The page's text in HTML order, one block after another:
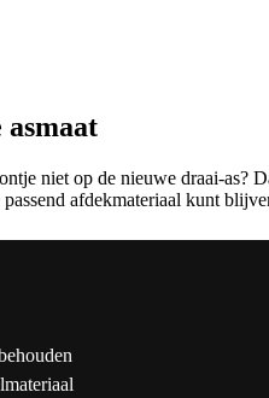
niet op de nieuwe draai-
afdekmateriaal kunt